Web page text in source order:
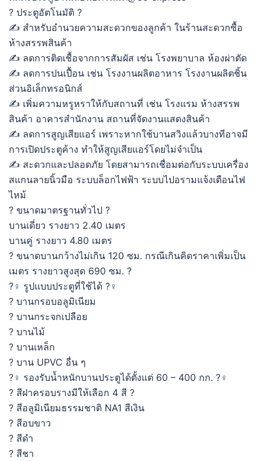
? ประตูอัตโนมัติ ?
✍ สำหรับอำนวยความสะดวกของลูกค้า ในร้านสะดวกซื้อ
ห้างสรรพสินค้า
✍ ลดการติดเชื้อจากการสัมผัส เช่น โรงพยาบาล ห้องผ่าตัด
✍ ลดการปนเปื้อน เช่น โรงงานผลิตอาหาร โรงงานผลิตชิ้น
ส่วนอิเล็กทรอนิกส์
✍ เพิ่มความหรูหราให้กับสถานที่ เช่น โรงแรม ห้างสรรพ
สินค้า อาคารสำนักงาน สถานที่จัดงานแสดงสินค้า
✍ ลดการสูญเสียแอร์ เพราะหากใช้บานสวิงแล้วบางทีอาจมี
การเปิดประตูค้าง ทำให้สูญเสียแอร์โดยไม่จำเป็น
✍ สะดวกและปลอดภัย โดยสามารถเชื่อมต่อกับระบบเครื่อง
สแกนลายนิ้วมือ ระบบล็อกไฟฟ้า ระบบไปอรามแจ้งเตือนไฟ
ไหม้
? ขนาดมาตรฐานทั่วไป ?
บานเดี่ยว รางยาว 2.40 เมตร
บานคู่ รางยาว 4.80 เมตร
? ขนาดบานกว้างไม่เกิน 120 ซม. กรณีเกินคิดราคาเพิ่มเป็น
เมตร รางยาวสูงสุด 690 ซม. ?
?♀ รูปแบบประตูที่ใช้ได้ ?♀
? บานกรอบอลูมิเนียม
? บานกระจกเปลือย
? บานไม้
? บานเหล็ก
? บาน UPVC อื่น ๆ
?♀ รองรับน้ำหนักบานประตูได้ตั้งแต่ 60 – 400 กก. ?♀
? สีฝาครอบรางมีให้เลือก 4 สี ?
? สีอลูมิเนียมธรรมชาติ NA1 สีเงิน
? สีอบขาว
? สีดำ
? สีชา